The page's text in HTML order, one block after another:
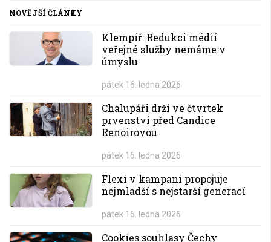
NOVĚJŠÍ ČLÁNKY
Klempíř: Redukci médií
veřejné služby nemáme v
úmyslu
pátek 16. ledna 2026
Chalupáři drží ve čtvrtek
prvenství před Candice
Renoirovou
pátek 16. ledna 2026
Flexi v kampani propojuje
nejmladší s nejstarší generací
pátek 16. ledna 2026
Cookies souhlasy Čechy